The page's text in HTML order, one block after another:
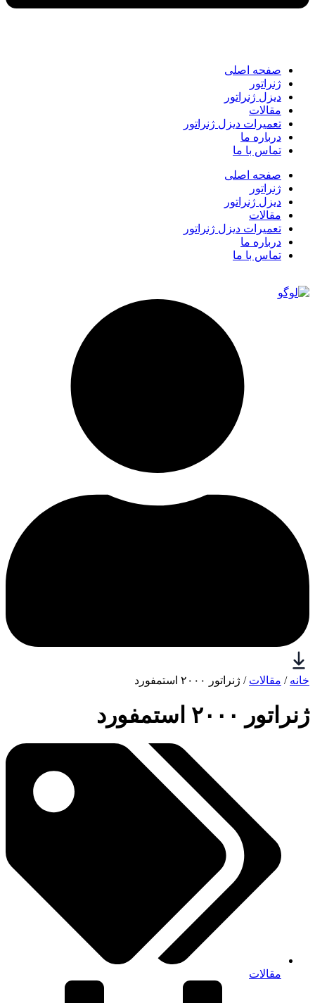
صفحه اصلی
ژنراتور
دیزل ژنراتور
مقالات
تعمیرات دیزل ژنراتور
درباره ما
تماس با ما
صفحه اصلی
ژنراتور
دیزل ژنراتور
مقالات
تعمیرات دیزل ژنراتور
درباره ما
تماس با ما
خانه / مقالات / ژنراتور ۲۰۰۰ استمفورد
ژنراتور ۲۰۰۰ استمفورد
مقالات